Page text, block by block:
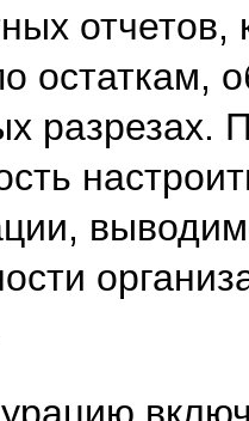
остаткам,
разрезах.